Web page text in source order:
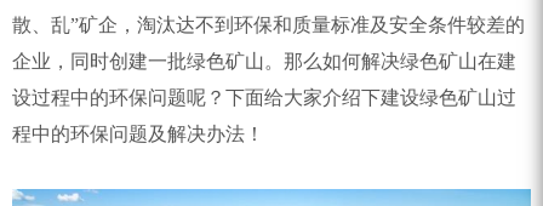
锚固钻机系列
FY水井钻车系列
ZEGA分体式露天钻机
散、乱”矿企，淘汰达不到环保和质量标准及安全条件较差的
企业，同时创建一批绿色矿山。那么如何解决绿色矿山在建
设过程中的环保问题呢？下面给大家介绍下建设绿色矿山过
程中的环保问题及解决办法！